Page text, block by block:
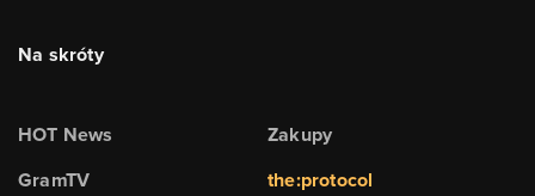
Na skróty
HOT News
GramTV
Zakupy
the:protocol